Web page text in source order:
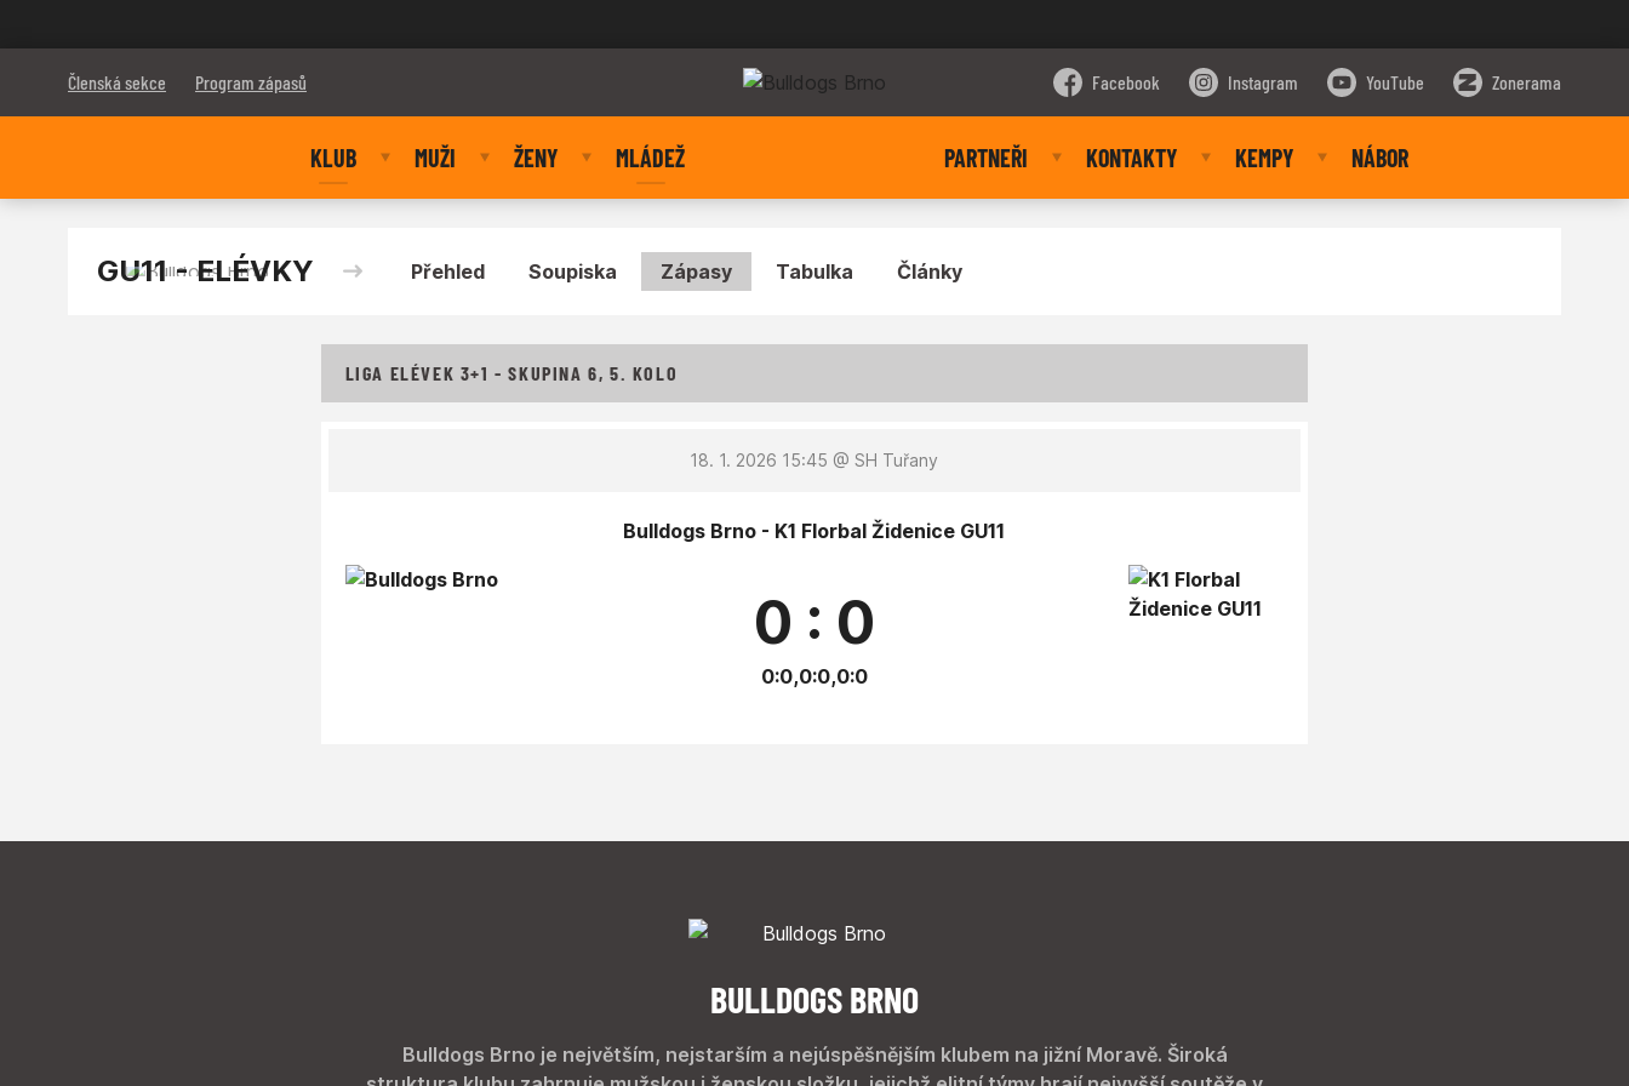
Členská sekce Program zápasů Facebook Instagram YouTube Zonerama
KLUB MUŽI ŽENY MLÁDEŽ PARTNEŘI KONTAKTY KEMPY NÁBOR
GU11 - ELÉVKY Přehled Soupiska Zápasy Tabulka Články
LIGA ELÉVEK 3+1 - SKUPINA 6, 5. KOLO
18. 1. 2026 15:45 @ SH Tuřany
Bulldogs Brno - K1 Florbal Židenice GU11
0 : 0
0:0,0:0,0:0
BULLDOGS BRNO
Bulldogs Brno je největším, nejstarším a nejúspěšnějším klubem na jižní Moravě. Široká